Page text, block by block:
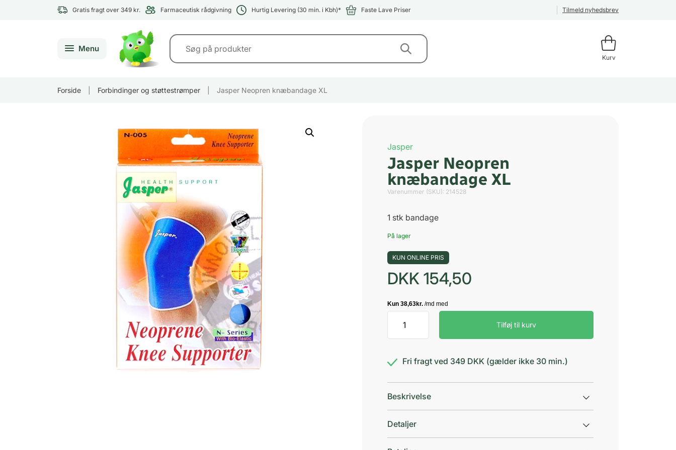
Gratis fragt over 349 kr. Farmaceutisk rådgivning Hurtig Levering (30 min. i Kbh)* Faste Lave Priser Tilmeld nyhedsbrev
Menu
Kurv
Forside Forbindinger og støttestrømper Jasper Neopren knæbandage XL
Jasper
Jasper Neopren
knæbandage XL
Varenummer (SKU): 214528
1 stk bandage
På lager
KUN ONLINE PRIS
DKK 154,50
Neopren
knæbandage
antal
Tilføj til kurv
Fri fragt ved 349 DKK (gælder ikke 30 min.)
Beskrivelse
Detaljer